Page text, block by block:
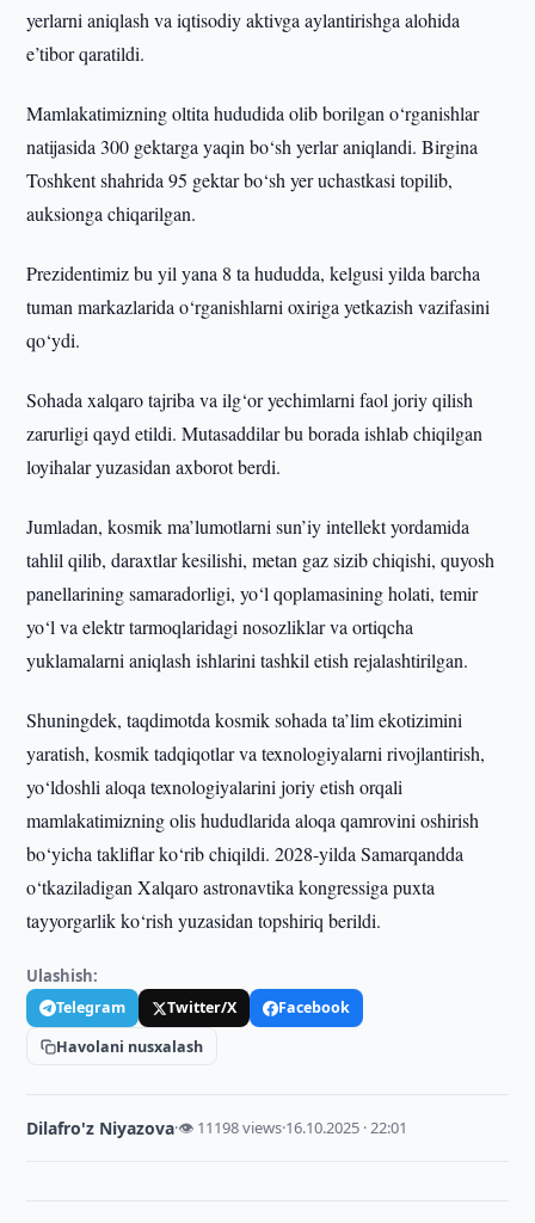
yerlarni aniqlash va iqtisodiy aktivga aylantirishga alohida
e’tibor qaratildi.
Mamlakatimizning oltita hududida olib borilgan o‘rganishlar
natijasida 300 gektarga yaqin bo‘sh yerlar aniqlandi. Birgina
Toshkent shahrida 95 gektar bo‘sh yer uchastkasi topilib,
auksionga chiqarilgan.
Prezidentimiz bu yil yana 8 ta hududda, kelgusi yilda barcha
tuman markazlarida o‘rganishlarni oxiriga yetkazish vazifasini
qo‘ydi.
Sohada xalqaro tajriba va ilg‘or yechimlarni faol joriy qilish
zarurligi qayd etildi. Mutasaddilar bu borada ishlab chiqilgan
loyihalar yuzasidan axborot berdi.
Jumladan, kosmik ma’lumotlarni sun’iy intellekt yordamida
tahlil qilib, daraxtlar kesilishi, metan gaz sizib chiqishi, quyosh
panellarining samaradorligi, yo‘l qoplamasining holati, temir
yo‘l va elektr tarmoqlaridagi nosozliklar va ortiqcha
yuklamalarni aniqlash ishlarini tashkil etish rejalashtirilgan.
Shuningdek, taqdimotda kosmik sohada ta’lim ekotizimini
yaratish, kosmik tadqiqotlar va texnologiyalarni rivojlantirish,
yo‘ldoshli aloqa texnologiyalarini joriy etish orqali
mamlakatimizning olis hududlarida aloqa qamrovini oshirish
bo‘yicha takliflar ko‘rib chiqildi. 2028-yilda Samarqandda
o‘tkaziladigan Xalqaro astronavtika kongressiga puxta
tayyorgarlik ko‘rish yuzasidan topshiriq berildi.
Ulashish:
Telegram Twitter/X
Facebook
Havolani nusxalash
Dilafro'z Niyazova·👁 11198 views·16.10.2025 · 22:01